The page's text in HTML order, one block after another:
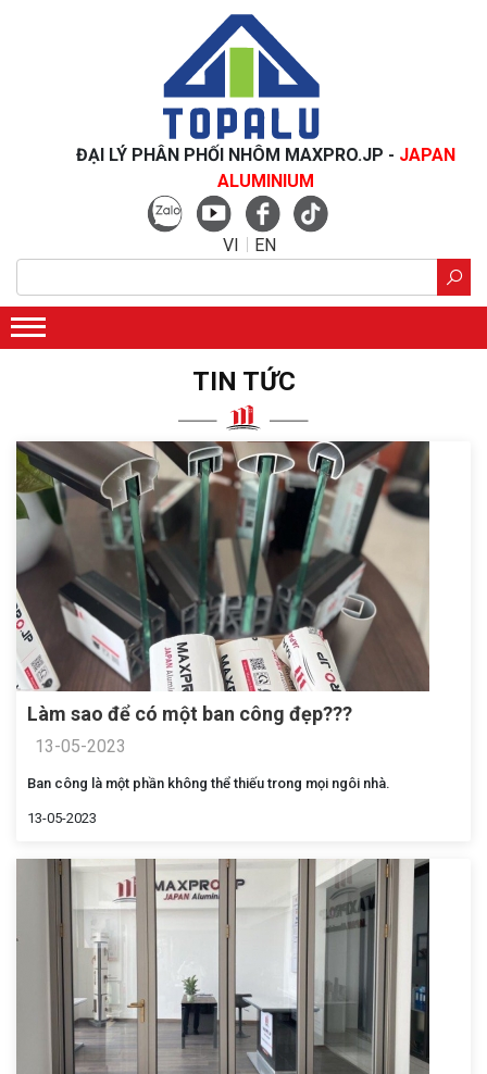
ĐẠI LÝ PHÂN PHỐI NHÔM MAXPRO.JP - JAPAN
ALUMINIUM
VI EN
TIN TỨC
Làm sao để có một ban công đẹp???
13-05-2023
Ban công là một phần không thể thiếu trong mọi ngôi nhà.
13-05-2023